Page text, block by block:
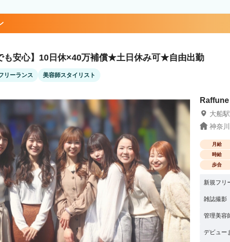
も安心】10日休×40万補償★土日休み可★自由出勤
リーランス 美容師スタイリスト
大船
神奈
月給
時給
歩合
新規フリ
雑誌撮影
管理美容
デビュー